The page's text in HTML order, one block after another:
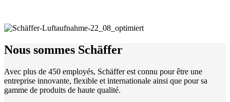
Nous sommes Schäffer
Avec plus de 450 employés, Schäffer est connu pour être une
entreprise innovante, flexible et internationale ainsi que pour sa
gamme de produits de haute qualité.